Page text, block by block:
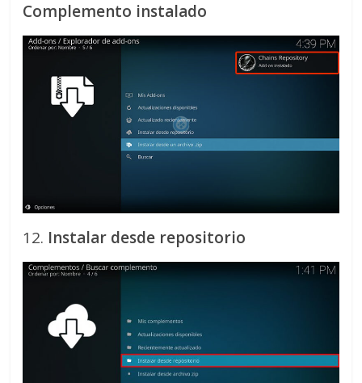
Complemento instalado
12. Instalar desde repositorio